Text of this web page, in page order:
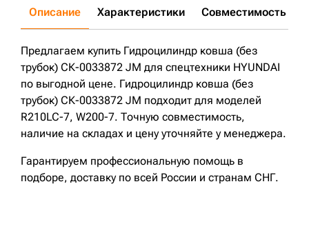
Описание Характеристики Совместимость
Предлагаем купить Гидроцилиндр ковша (без
трубок) СК-0033872 JM для спецтехники HYUNDAI
по выгодной цене. Гидроцилиндр ковша (без
трубок) СК-0033872 JM подходит для моделей
R210LC-7, W200-7. Точную совместимость,
наличие на складах и цену уточняйте у менеджера.
Гарантируем профессиональную помощь в
подборе, доставку по всей России и странам СНГ.